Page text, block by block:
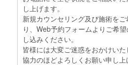
し上げます。
新規カウンセリング及び施術を
り、Web予約フォームよりご希
し込みください。
皆様には大変ご迷惑をおかけい
協力のほどよろしくお願い申し上